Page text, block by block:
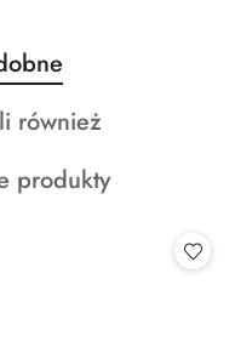
również
produkty